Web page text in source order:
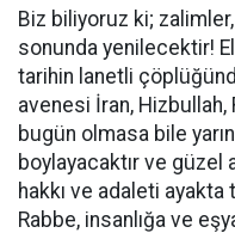
Biz biliyoruz ki;
sonunda yenilecektir!
tarihin lanetli
avenesi İran,
bugün olmasa bile
boylayacaktır ve güzel
hakkı ve adaleti
Rabbe, insanlığa ve